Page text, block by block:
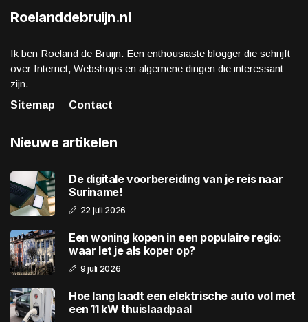
Roelanddebruijn.nl
Ik ben Roeland de Bruijn. Een enthousiaste blogger die schrijft
over Internet, Webshops en algemene dingen die interessant
zijn.
Sitemap
Contact
Nieuwe artikelen
De digitale voorbereiding van je reis naar
Suriname!
22 juli 2026
Een woning kopen in een populaire regio:
waar let je als koper op?
9 juli 2026
Hoe lang laadt een elektrische auto vol met
een 11 kW thuislaadpaal